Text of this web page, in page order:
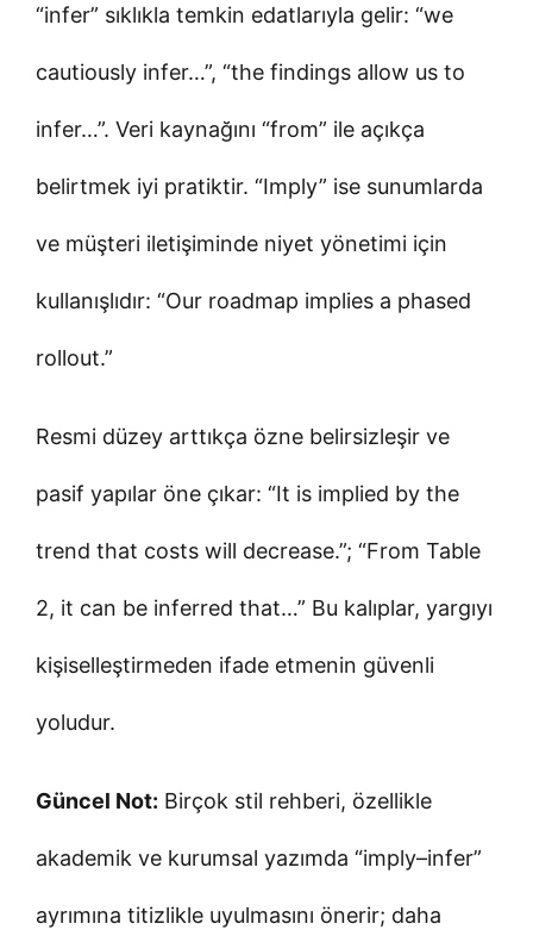
“infer” sıklıkla temkin edatlarıyla gelir: “we
cautiously infer…”, “the findings allow us to
infer…”. Veri kaynağını “from” ile açıkça
belirtmek iyi pratiktir. “Imply” ise sunumlarda
ve müşteri iletişiminde niyet yönetimi için
kullanışlıdır: “Our roadmap implies a phased
rollout.”
Resmi düzey arttıkça özne belirsizleşir ve
pasif yapılar öne çıkar: “It is implied by the
trend that costs will decrease.”; “From Table
2, it can be inferred that…” Bu kalıplar, yargıyı
kişiselleştirmeden ifade etmenin güvenli
yoludur.
Güncel Not: Birçok stil rehberi, özellikle
akademik ve kurumsal yazımda “imply–infer”
ayrımına titizlikle uyulmasını önerir; daha